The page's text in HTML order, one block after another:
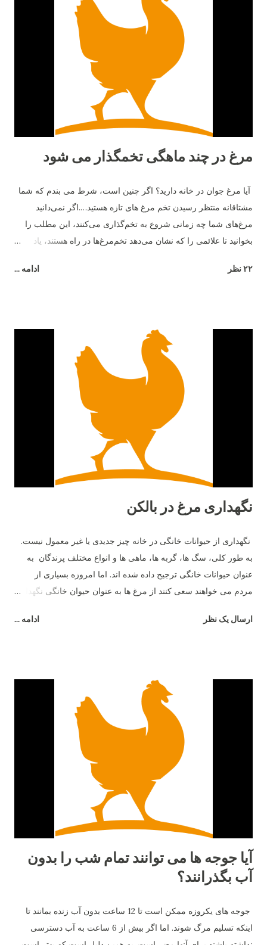
اصلاح‌نژاد شده و به‌صورت اختصاصی برای تولید تخم‌مرغ تجاری
طراحی گردیده است. ۲. میزان تخم‌گذاری تفاوت اصلی میان این دو
عدد تخم‌مرغ در سال تولید می‌کند. در حالی‌که مرغ بلک استار کمی
مرغ در چند ماهگی تخمگذار می شود
آیا مرغ جوان در خانه دارید؟ اگر چنین است، شرط می بندم که شما
مشتاقانه منتظر رسیدن تخم مرغ های تازه هستید….اگر نمی‌دانید
مرغ‌های شما چه زمانی شروع به تخم‌گذاری می‌کنند، این مطلب را
بخوانید تا علائمی را که نشان می‌دهد تخم‌مرغ‌ها در راه هستند، یاد
می‌کنند، چگونگی نقش نژاد و چند نشانه مبنی بر اینکه تخم‌ها در راه
ها معمولا از چه سنی شروع به تخم گذاری می کنند؟ به طور متوسط ​​
مرغ های جوان در حدود 6 ماهگی شروع به تخم گذاری می کنند یا به
هفتگی شروع به تخم گذاری کنند، در حالی که برخی دیگر ممکن است
28 تا 32 هفته (نزدیک به 8 ماهگی) طول بدهند! در طول سال‌ها، ما
بطور تجربی متوجه شدیم که حدود 20 تا 22 هفتگی رایج‌ترین سن
برای شروع تخم‌گذاری مرغ‌های ما بود. نژاد مرغ و تخم گذاری علاوه بر
۲۲ نظر ادامه ...
نگهداری مرغ در بالکن
نگهداری از حیوانات خانگی در خانه چیز جدیدی یا غیر معمول نیست.
به طور کلی، سگ ها، گربه ها، ماهی ها و انواع مختلف پرندگان به
عنوان حیوانات خانگی ترجیح داده شده اند. اما امروزه بسیاری از
مردم می خواهند سعی کنند از مرغ ها به عنوان حیوان خانگی نگهداری
بسیار جالب است که ببینید مردم در پشت بام ها، بالکن ها یا حتی
اگر در یک آپارتمان 3 خوابه زندگی می کنید، ممکن است فضای کافی
در بالکن خود داشته باشید. در غیر این صورت، ممکن است به منطقه
ای به ابعاد 2 در 2 نگاه کنید که در آن عملاً هیچ کاری جز ایستادن و
لذت بردن از قهوه خود نمی توانید انجام دهید! نگهداری مرغ ها در چنین
بالکنی به هیچ وجه امکان پذیر نیست، زیرا هر حیوان خانگی به فضایی
برای حرکت در اطراف نیاز دارد. مرغ ها دوست دارند در گله باشند
مرغ ها پرندگانی بسیار اجتماعی هستند...
ارسال یک نظر ادامه ...
آیا جوجه ها می توانند تمام شب را بدون
آب بگذرانند؟
جوجه های یکروزه ممکن است تا 12 ساعت بدون آب زنده بمانند تا
اینکه تسلیم مرگ شوند. اما اگر بیش از 6 ساعت به آب دسترسی